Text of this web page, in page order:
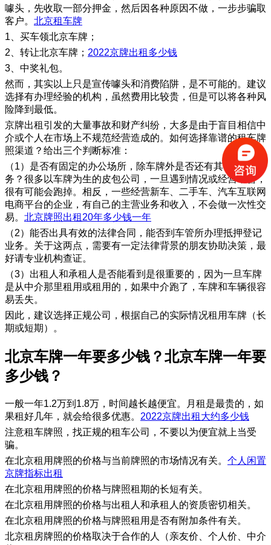
噱头，先收取一部分押金，然后因各种原因不做，一步步骗取
客户。 北京租车牌
1、买车领北京车牌；
2、转让北京车牌； 2022京牌出租多少钱
3、中奖礼包。
然而，其实以上只是宣传噱头和消费陷阱，是不可能的。建议
选择有办理经验的机构，虽然费用比较贵，但是可以将各种风
险降到最低。
京牌出租引发的大量事故和财产纠纷，大多是由于盲目相信中
介或个人在市场上不规范经营造成的。如何选择靠谱的租车牌
照渠道？给出三个判断标准：
（1）是否有固定的办公场所，除车牌外是否还有其他主营业
务？很多以车牌为生的皮包公司，一旦遇到情况或经营不善，
很有可能会跑掉。相反，一些经营新车、二手车、汽车互联网
电商平台的企业，有自己的主营业务和收入，不会做一次性交
易。 北京牌照出租20年多少钱一年
（2）能否出具有效的法律合同，能否到车管所办理抵押登记
业务。关于这两点，需要有一定法律背景的朋友协助决策，最
好请专业机构查证。
（3）出租人和承租人是否能看到是很重要的，因为一旦车牌
是从中介那里租用或租用的，如果中介跑了，车牌和车辆很容
易丢失。
因此，建议选择正规公司，根据自己的实际情况租用车牌（长
期或短期）。
北京车牌一年要多少钱？北京车牌一年要
多少钱？
一般一年1.2万到1.8万，时间越长越便宜。月租是最贵的，如
果租好几年，就会给很多优惠。 2022京牌出租大约多少钱
注意租车牌照，找正规的租车公司，不要以为便宜就上当受
骗。
在北京租用牌照的价格与当前牌照的市场情况有关。 个人闲置
京牌指标出租
在北京租用牌照的价格与牌照租期的长短有关。
在北京租用牌照的价格与出租人和承租人的资质密切相关。
在北京租用牌照的价格与牌照租用是否有附加条件有关。
北京租房牌照的价格取决于合作的人（亲友价、个人价、中介